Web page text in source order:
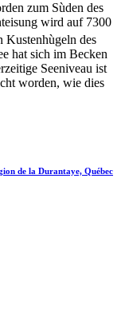
zum Sùden des
wird auf 7300
Kustenhùgeln des
hat sich im Becken
Seeniveau ist
worden, wie dies
de la Durantaye, Québec